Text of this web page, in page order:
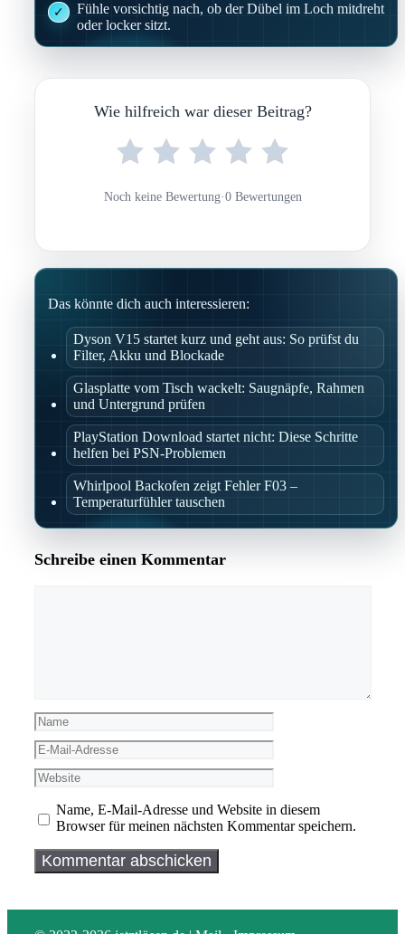
Fühle vorsichtig nach, ob der Dübel im Loch mitdreht
oder locker sitzt.
Wie hilfreich war dieser Beitrag?
Noch keine Bewertung·0 Bewertungen
Das könnte dich auch interessieren:
Dyson V15 startet kurz und geht aus: So prüfst du
Filter, Akku und Blockade
Glasplatte vom Tisch wackelt: Saugnäpfe, Rahmen
und Untergrund prüfen
PlayStation Download startet nicht: Diese Schritte
helfen bei PSN-Problemen
Whirlpool Backofen zeigt Fehler F03 –
Temperaturfühler tauschen
Schreibe einen Kommentar
Name
E-
Mail-
Adresse
Website
Name, E-Mail-Adresse und Website in diesem
Browser für meinen nächsten Kommentar speichern.